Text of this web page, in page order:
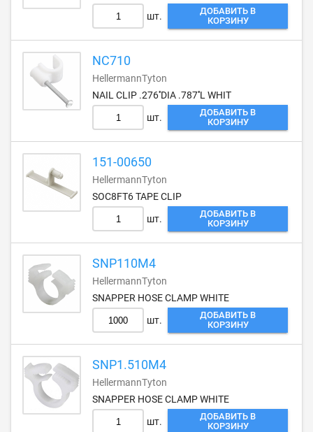
шт.
ДОБАВИТЬ В
КОРЗИНУ
NC710
HellermannTyton
NAIL CLIP .276''DIA .787''L WHIT
шт.
ДОБАВИТЬ В
КОРЗИНУ
151-00650
HellermannTyton
SOC8FT6 TAPE CLIP
шт.
ДОБАВИТЬ В
КОРЗИНУ
SNP110M4
HellermannTyton
SNAPPER HOSE CLAMP WHITE
шт.
ДОБАВИТЬ В
КОРЗИНУ
SNP1.510M4
HellermannTyton
SNAPPER HOSE CLAMP WHITE
шт.
ДОБАВИТЬ В
КОРЗИНУ